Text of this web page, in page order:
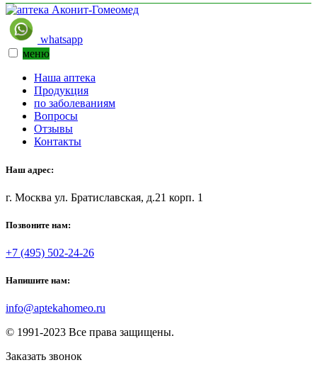
whatsapp
меню
Наша аптека
Продукция
по заболеваниям
Вопросы
Отзывы
Контакты
Наш адрес:
г. Москва ул. Братиславская, д.21 корп. 1
Позвоните нам:
+7 (495) 502-24-26
Напишите нам:
info@aptekahomeo.ru
© 1991-2023 Все права защищены.
Заказать звонок